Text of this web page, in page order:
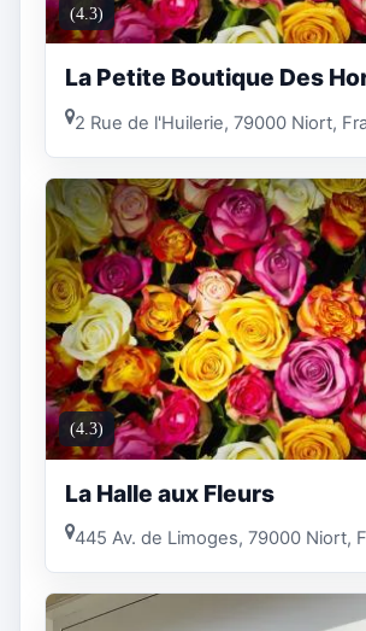
(4.3)
La Petite Boutique Des
2 Rue de l'Huilerie, 79000 Niort,
(4.3)
La Halle aux Fleurs
445 Av. de Limoges, 79000 Niort,